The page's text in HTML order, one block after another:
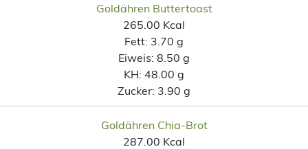
Goldähren Buttertoast
265.00 Kcal
Fett: 3.70 g
Eiweis: 8.50 g
KH: 48.00 g
Zucker: 3.90 g
Goldähren Chia-Brot
287.00 Kcal